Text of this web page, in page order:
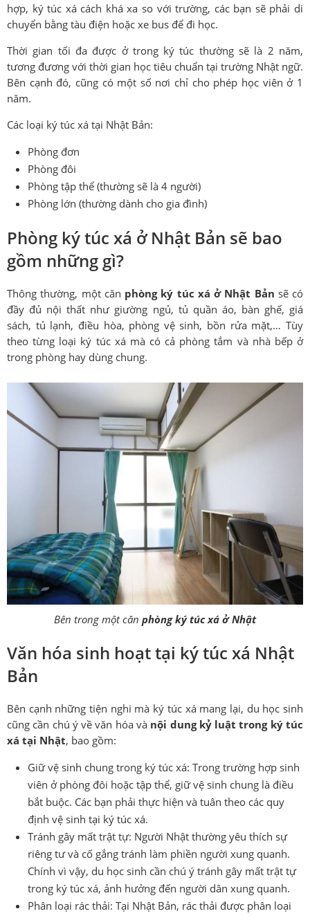
hợp, ký túc xá cách khá xa so với trường, các bạn sẽ phải di
chuyển bằng tàu điện hoặc xe bus để đi học.
Thời gian tối đa được ở trong ký túc thường sẽ là 2 năm,
tương đương với thời gian học tiêu chuẩn tại trường Nhật ngữ.
Bên cạnh đó, cũng có một số nơi chỉ cho phép học viên ở 1
năm.
Các loại ký túc xá tại Nhật Bản:
Phòng đơn
Phòng đôi
Phòng tập thể (thường sẽ là 4 người)
Phòng lớn (thường dành cho gia đình)
Phòng ký túc xá ở Nhật Bản sẽ bao
gồm những gì?
Thông thường, một căn phòng ký túc xá ở Nhật Bản sẽ có
đầy đủ nội thất như giường ngủ, tủ quần áo, bàn ghế, giá
sách, tủ lạnh, điều hòa, phòng vệ sinh, bồn rửa mặt,… Tùy
theo từng loại ký túc xá mà có cả phòng tắm và nhà bếp ở
trong phòng hay dùng chung.
Bên trong một căn phòng ký túc xá ở Nhật
Văn hóa sinh hoạt tại ký túc xá Nhật
Bản
Bên cạnh những tiện nghi mà ký túc xá mang lại, du học sinh
cũng cần chú ý về văn hóa và nội dung kỷ luật trong ký túc
xá tại Nhật, bao gồm:
Giữ vệ sinh chung trong ký túc xá: Trong trường hợp sinh
viên ở phòng đôi hoặc tập thể, giữ vệ sinh chung là điều
bắt buộc. Các bạn phải thực hiện và tuân theo các quy
định vệ sinh tại ký túc xá.
Tránh gây mất trật tự: Người Nhật thường yêu thích sự
riêng tư và cố gắng tránh làm phiền người xung quanh.
Chính vì vậy, du học sinh cần chú ý tránh gây mất trật tự
trong ký túc xá, ảnh hưởng đến người dân xung quanh.
Phân loại rác thải: Tại Nhật Bản, rác thải được phân loại